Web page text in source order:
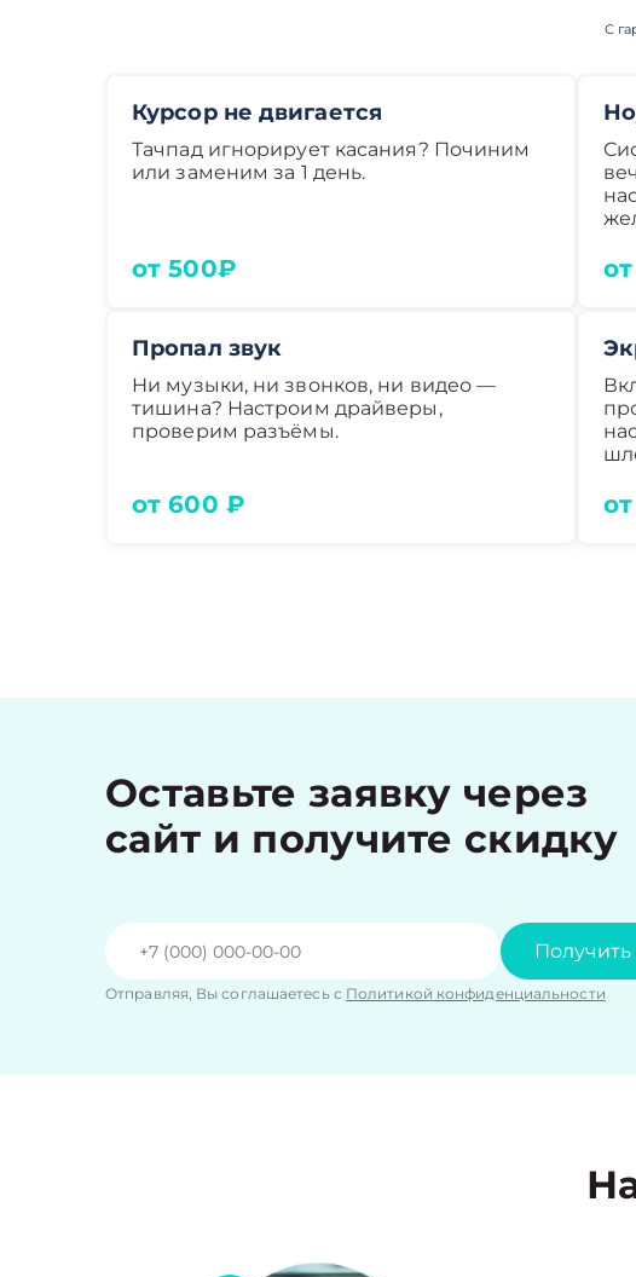
С
Курсор не двигается
Тачпад игнорирует касания? Починим
или заменим за 1 день.
от 500₽
Пропал звук
Ни музыки, ни звонков, ни видео —
тишина? Настроим драйверы,
проверим разъёмы.
от 600 ₽
Оставьте заявку через
сайт и получите скидку
Получить
Отправляя, Вы соглашаетесь с Политикой конфиденциальности